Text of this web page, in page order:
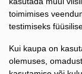
toimimises
testimiseks
Kui kaupa on
olemuses,